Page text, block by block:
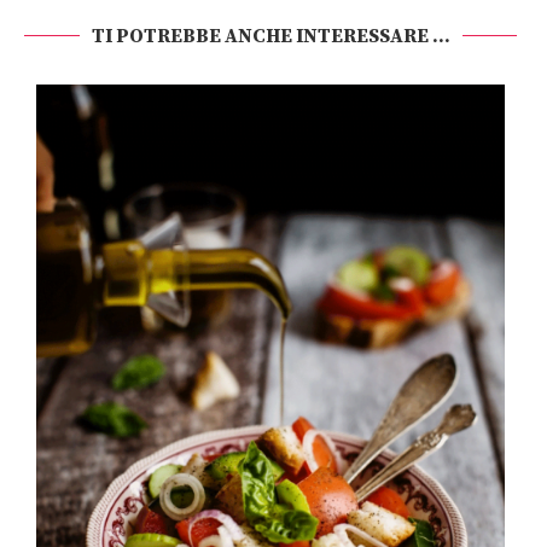
TI POTREBBE ANCHE INTERESSARE ...